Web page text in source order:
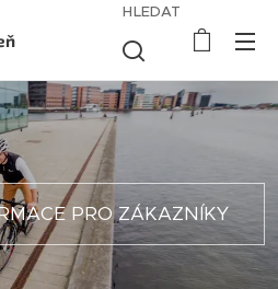
HLEDAT
PRO ZÁKAZNÍKY